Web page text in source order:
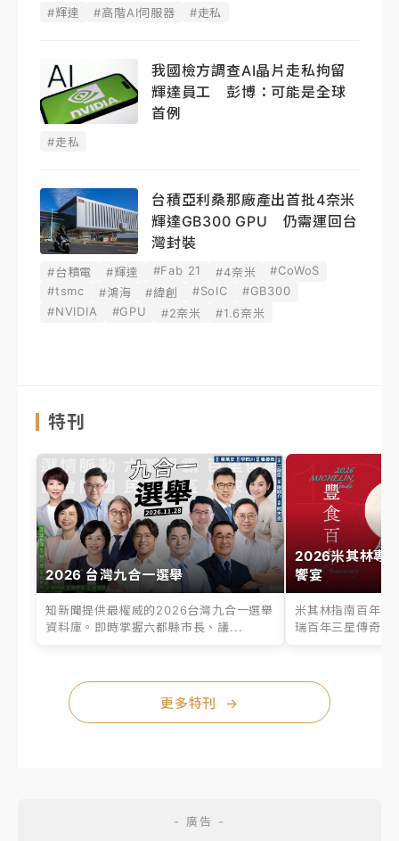
#輝達 #高階AI伺服器 #走私
我國檢方調查AI晶片走私拘留
輝達員工 彭博：可能是全球
首例
#走私
台積亞利桑那廠產出首批4奈米
輝達GB300 GPU 仍需運回台
灣封裝
#台積電 #輝達 #Fab 21 #4奈米
#CoWoS
#tsmc
#鴻海 #緯創 #SoIC
#GB300
#NVIDIA
#GPU #2奈米 #1.6奈米
特刊
2026 台灣九合一選舉
知新聞提供最權威的2026台灣九合一選舉
資料庫。即時掌握六都縣市長、議...
2026米其林專
饗宴
米其林指南百年之
瑞百年三星傳奇、
更多特刊 →